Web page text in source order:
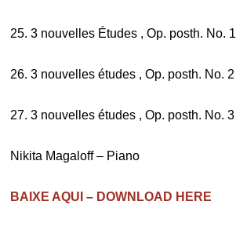
25. 3 nouvelles Études , Op. posth. No. 1
26. 3 nouvelles études , Op. posth. No. 2
27. 3 nouvelles études , Op. posth. No. 3
Nikita Magaloff – Piano
BAIXE AQUI – DOWNLOAD HERE